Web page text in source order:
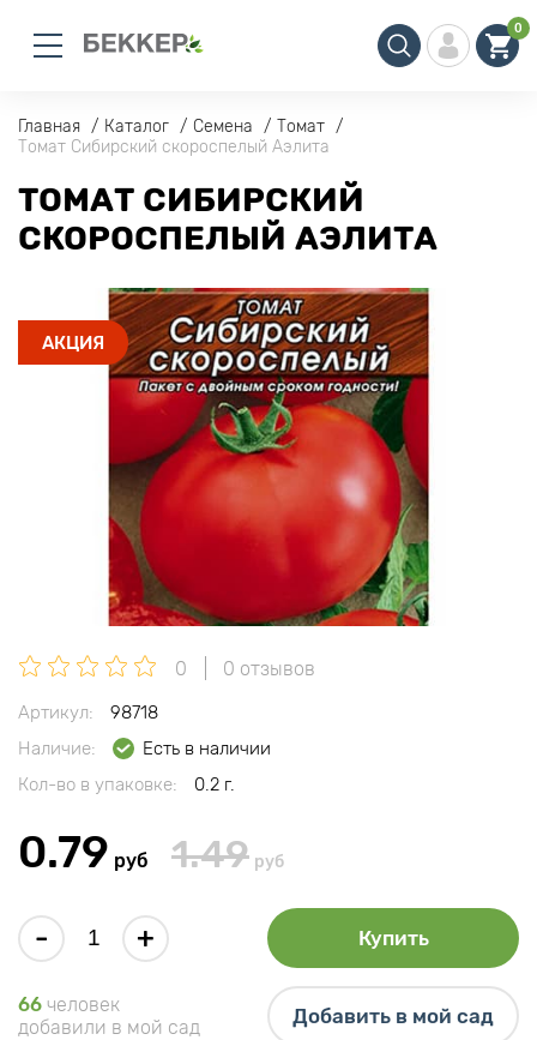
0
Главная Каталог Семена
Томат
Томат Сибирский скороспелый Аэлита
ТОМАТ СИБИРСКИЙ
СКОРОСПЕЛЫЙ АЭЛИТА
АКЦИЯ
0 0 отзывов
Артикул:
98718
Наличие:
Есть в наличии
Кол-во в упаковке:
0.2 г.
0.79 руб 1.49 руб
- + Купить
66 человек
добавили в мой сад
Добавить в мой сад